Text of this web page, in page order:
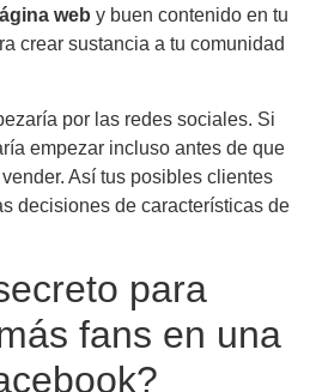
web y buen contenido en tu
crear sustancia a tu comunidad
por las redes sociales. Si
empezar incluso antes de que
Así tus posibles clientes
decisiones de características de
para
fans en una